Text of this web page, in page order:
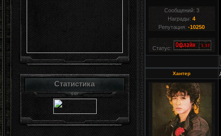
Статистика
Сообщений: 3
Награды:4
Репутация:-10250
Статус:
Xaнтер